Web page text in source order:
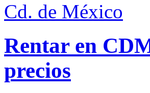
Cd. de México
Rentar en
precios